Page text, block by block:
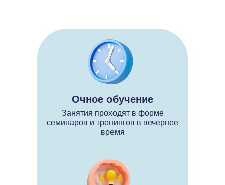
Очное обучение
Занятия проходят в форме
семинаров и тренингов в вечернее
время